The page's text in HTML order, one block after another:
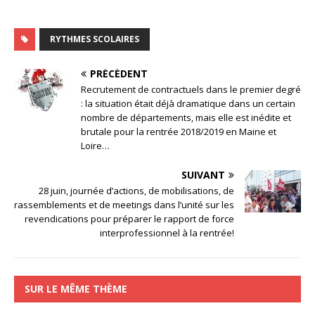
RYTHMES SCOLAIRES
PRÉCÉDENT
Recrutement de contractuels dans le premier degré
: la situation était déjà dramatique dans un certain
nombre de départements, mais elle est inédite et
brutale pour la rentrée 2018/2019 en Maine et
Loire…
SUIVANT
28 juin, journée d’actions, de mobilisations, de
rassemblements et de meetings dans l’unité sur les
revendications pour préparer le rapport de force
interprofessionnel à la rentrée!
SUR LE MÊME THÈME